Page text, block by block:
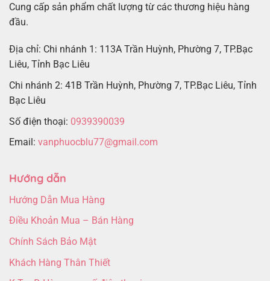
Cung cấp sản phẩm chất lượng từ các thương hiệu hàng
đầu.
Địa chỉ: Chi nhánh 1: 113A Trần Huỳnh, Phường 7, TP.Bạc
Liêu, Tỉnh Bạc Liêu
Chi nhánh 2: 41B Trần Huỳnh, Phường 7, TP.Bạc Liêu, Tỉnh
Bạc Liêu
Số điện thoại: 0939390039
Email: vanphuocblu77@gmail.com
Hướng dẫn
Hướng Dẫn Mua Hàng
Điều Khoản Mua – Bán Hàng
Chính Sách Bảo Mật
Khách Hàng Thân Thiết